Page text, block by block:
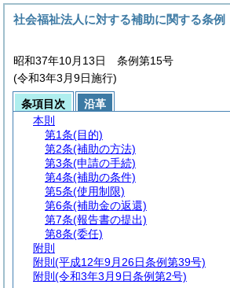
社会福祉法人に対する補助に関する条例
昭和37年10月13日 条例第15号
(令和3年3月9日施行)
条項目次
沿革
本則
第1条(目的)
第2条(補助の方法)
第3条(申請の手続)
第4条(補助の条件)
第5条(使用制限)
第6条(補助金の返還)
第7条(報告書の提出)
第8条(委任)
附則
附則 (平成12年9月26日条例第39号)
附則 (令和3年3月9日条例第2号)